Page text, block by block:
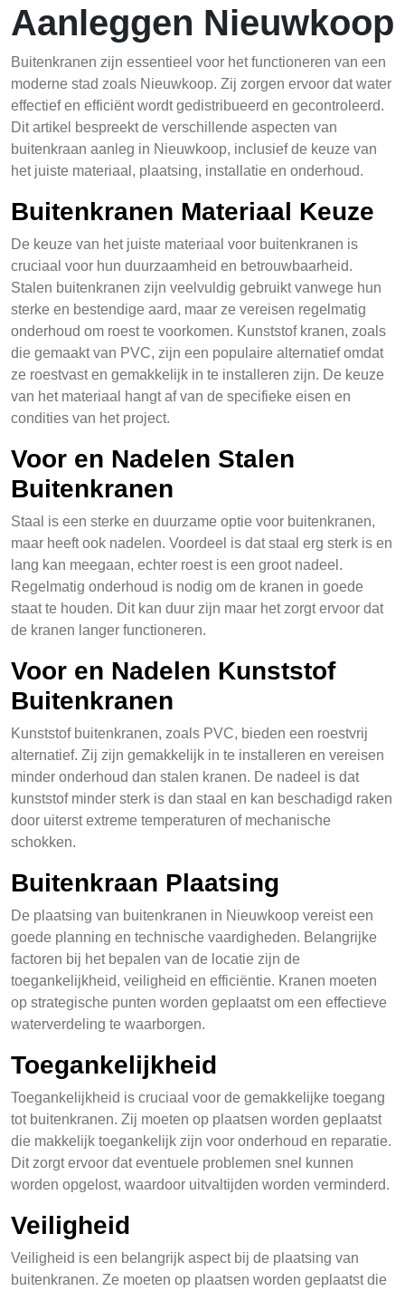
Aanleggen Nieuwkoop
Buitenkranen zijn essentieel voor het functioneren van een
moderne stad zoals Nieuwkoop. Zij zorgen ervoor dat water
effectief en efficiënt wordt gedistribueerd en gecontroleerd.
Dit artikel bespreekt de verschillende aspecten van
buitenkraan aanleg in Nieuwkoop, inclusief de keuze van
het juiste materiaal, plaatsing, installatie en onderhoud.
Buitenkranen Materiaal Keuze
De keuze van het juiste materiaal voor buitenkranen is
cruciaal voor hun duurzaamheid en betrouwbaarheid.
Stalen buitenkranen zijn veelvuldig gebruikt vanwege hun
sterke en bestendige aard, maar ze vereisen regelmatig
onderhoud om roest te voorkomen. Kunststof kranen, zoals
die gemaakt van PVC, zijn een populaire alternatief omdat
ze roestvast en gemakkelijk in te installeren zijn. De keuze
van het materiaal hangt af van de specifieke eisen en
condities van het project.
Voor en Nadelen Stalen
Buitenkranen
Staal is een sterke en duurzame optie voor buitenkranen,
maar heeft ook nadelen. Voordeel is dat staal erg sterk is en
lang kan meegaan, echter roest is een groot nadeel.
Regelmatig onderhoud is nodig om de kranen in goede
staat te houden. Dit kan duur zijn maar het zorgt ervoor dat
de kranen langer functioneren.
Voor en Nadelen Kunststof
Buitenkranen
Kunststof buitenkranen, zoals PVC, bieden een roestvrij
alternatief. Zij zijn gemakkelijk in te installeren en vereisen
minder onderhoud dan stalen kranen. De nadeel is dat
kunststof minder sterk is dan staal en kan beschadigd raken
door uiterst extreme temperaturen of mechanische
schokken.
Buitenkraan Plaatsing
De plaatsing van buitenkranen in Nieuwkoop vereist een
goede planning en technische vaardigheden. Belangrijke
factoren bij het bepalen van de locatie zijn de
toegankelijkheid, veiligheid en efficiëntie. Kranen moeten
op strategische punten worden geplaatst om een effectieve
waterverdeling te waarborgen.
Toegankelijkheid
Toegankelijkheid is cruciaal voor de gemakkelijke toegang
tot buitenkranen. Zij moeten op plaatsen worden geplaatst
die makkelijk toegankelijk zijn voor onderhoud en reparatie.
Dit zorgt ervoor dat eventuele problemen snel kunnen
worden opgelost, waardoor uitvaltijden worden verminderd.
Veiligheid
Veiligheid is een belangrijk aspect bij de plaatsing van
buitenkranen. Ze moeten op plaatsen worden geplaatst die